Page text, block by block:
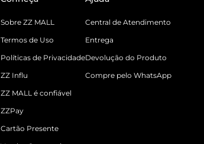
Sobre ZZ MALL
Termos de Uso
Políticas de Privacidade
ZZ Influ
ZZ MALL é confiável
ZZPay
Cartão Presente
Central de Atendimento
Entrega
Devolução do Produto
Compre pelo WhatsApp